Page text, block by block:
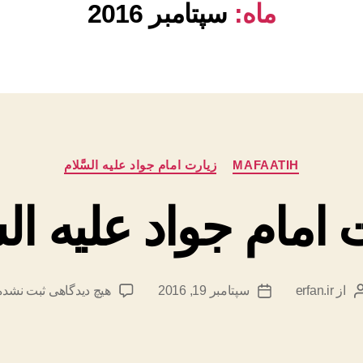
ماه: سپتامبر 2016
دسته‌ها MAFAATIH زیارت امام جواد علیه السَّلام
امام جواد علیه
نویسنده
ازerfan.ir
تاریخسپتامبر 19, 2016 هیچ دیدگاهی برای
ثبت